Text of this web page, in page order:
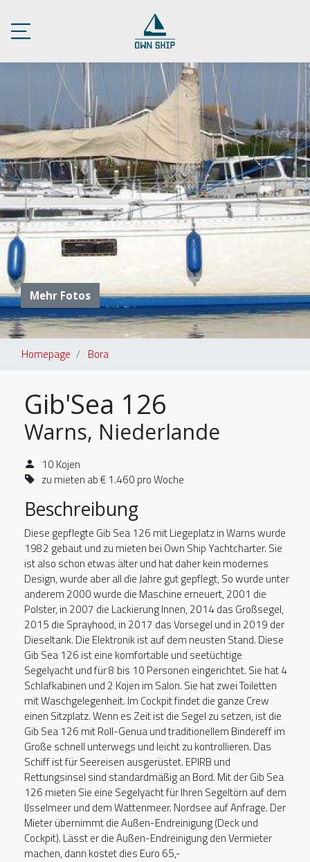
Mehr Fotos
Homepage Bora
Gib'Sea 126
Warns, Niederlande
10 Kojen
zu mieten ab € 1.460 pro Woche
Beschreibung
Diese gepflegte Gib Sea 126 mit Liegeplatz in Warns wurde
1982 gebaut und zu mieten bei Own Ship Yachtcharter. Sie
ist also schon etwas älter und hat daher kein modernes
Design, wurde aber all die Jahre gut gepflegt, So wurde unter
anderem 2000 wurde die Maschine erneuert, 2001 die
Polster, in 2007 die Lackierung Innen, 2014 das Großsegel,
2015 die Sprayhood, in 2017 das Vorsegel und in 2019 der
Dieseltank. Die Elektronik ist auf dem neusten Stand. Diese
Gib Sea 126 ist eine komfortable und seetüchtige
Segelyacht und für 8 bis 10 Personen eingerichtet. Sie hat 4
Schlafkabinen und 2 Kojen im Salon. Sie hat zwei Toiletten
mit Waschgelegenheit. Im Cockpit findet die ganze Crew
einen Sitzplatz. Wenn es Zeit ist die Segel zu setzen, ist die
Gib Sea 126 mit Roll-Genua und traditionellem Bindereff im
Große schnell unterwegs und leicht zu kontrollieren. Das
Schiff ist für Seereisen ausgerüstet. EPIRB und
Rettungsinsel sind standardmäßig an Bord. Mit der Gib Sea
126 mieten Sie eine Segelyacht für Ihren Segeltörn auf dem
IJsselmeer und dem Wattenmeer. Nordsee auf Anfrage. Der
Mieter übernimmt die Außen-Endreinigung (Deck und
Cockpit). Lässt er die Außen-Endreinigung den Vermieter
machen, dann kostet dies Euro 65,-